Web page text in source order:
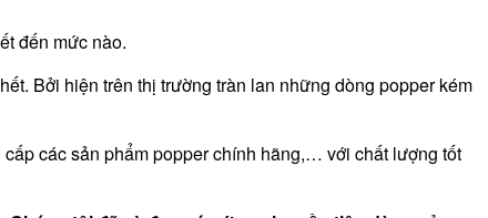
đến mức nào.
Bởi hiện trên thị trường tràn lan những dòng popper kém
các sản phẩm popper chính hãng,… với chất lượng tốt